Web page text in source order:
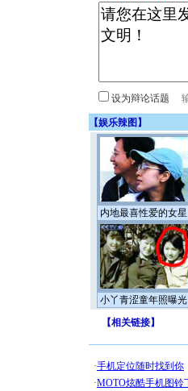
设为辩论话题
【娱乐辣图 】
内地最喜性爱的女星
小丫青涩童年照曝光
【相关链接】